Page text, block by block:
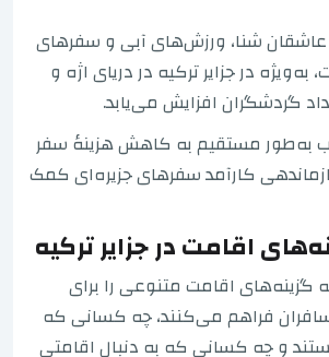
عاشقان شنا، ورزش‌های آبی و سفرهای
در جزایر ترکیه در دریای اژه و
گردشگران افزایش می‌یابد.
به‌طور مستقیم به کاهش هزینهٔ سفر
کارآمد سفرهای جزیره‌ای کمک
اقامت در جزایر ترکیه
گزینه‌های اقامت متنوعی را برای
فراهم می‌کنند، چه کسانی که
و چه کسانی که به دنبال اقامتی